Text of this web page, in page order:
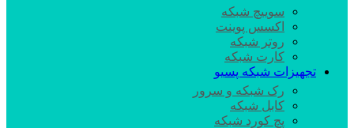
سوییچ شبکه
اکسس پوینت
روتر شبکه
کارت شبکه
تجهیزات شبکه پسیو
رک شبکه و سرور
کابل شبکه
پچ کورد شبکه